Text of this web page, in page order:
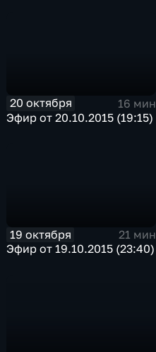
20 октября
16 мин
Эфир от 20.10.2015 (19:15)
19 октября
21 мин
Эфир от 19.10.2015 (23:40)